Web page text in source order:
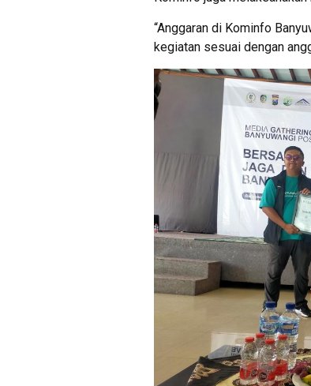
“Anggaran di Kominfo
kegiatan sesuai dengan